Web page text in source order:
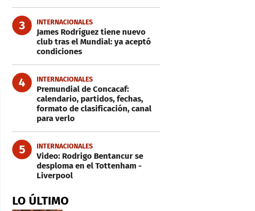
3 INTERNACIONALES
James Rodríguez tiene nuevo
club tras el Mundial: ya aceptó
condiciones
4 INTERNACIONALES
Premundial de Concacaf:
calendario, partidos, fechas,
formato de clasificación, canal
para verlo
5 INTERNACIONALES
Video: Rodrigo Bentancur se
desploma en el Tottenham -
Liverpool
LO ÚLTIMO